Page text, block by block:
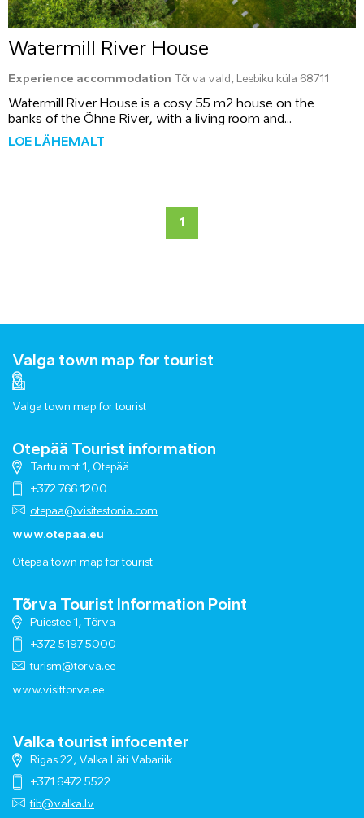
Watermill River House
Experience accommodation Tõrva vald, Leebiku küla 68711
Watermill River House is a cosy 55 m2 house on the
banks of the Õhne River, with a living room and...
LOE LÄHEMALT
1
Valga town map for tourist
Valga town map for tourist
Otepää Tourist information
Tartu mnt 1, Otepää
+372 766 1200
otepaa@visitestonia.com
www.otepaa.eu
Otepää town map for tourist
Tõrva Tourist Information Point
Puiestee 1, Tõrva
+372 5197 5000
turism@torva.ee
www.visittorva.ee
Valka tourist infocenter
Rigas 22, Valka Läti Vabariik
+371 6472 5522
tib@valka.lv